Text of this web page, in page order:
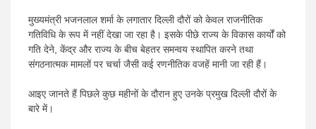
मुख्यमंत्री भजनलाल शर्मा के लगातार दिल्ली दौरों को केवल राजनीतिक
गतिविधि के रूप में नहीं देखा जा रहा है। इसके पीछे राज्य के विकास कार्यों को
गति देने, केंद्र और राज्य के बीच बेहतर समन्वय स्थापित करने तथा
संगठनात्मक मामलों पर चर्चा जैसी कई रणनीतिक वजहें मानी जा रही हैं।
आइए जानते हैं पिछले कुछ महीनों के दौरान हुए उनके प्रमुख दिल्ली दौरों के
बारे में।